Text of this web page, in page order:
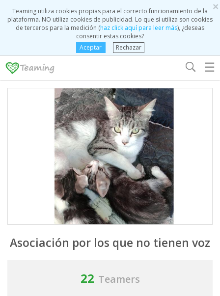
×
Teaming utiliza cookies propias para el correcto funcionamiento de la
plataforma. NO utiliza cookies de publicidad. Lo que sí utiliza son cookies
de terceros para la medición (haz click aquí para leer más), ¿deseas
consentir estas cookies?
Aceptar
Rechazar
☰
Asociación por los que no tienen voz
22 Teamers